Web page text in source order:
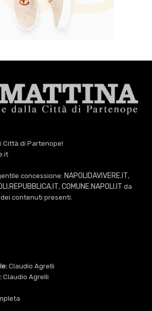
Città di Partenope!
concessione: NAPOLIDAVIVERE.IT,
, COMUNE.NAPOLI.IT da
contenuti presenti.
Claudio Agrelli
Claudio Agrelli